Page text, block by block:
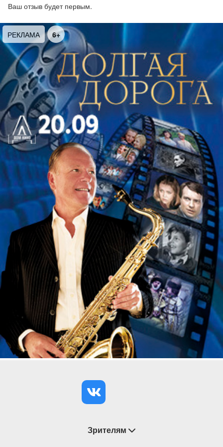
Не упустите возможность окунуться в
захватывающий мир морских приключений вместе
с непотопляемым экипажем "Беды"!
Билет нужен каждому зрителю, независимо
от возраста.
Продолжительность: 1 час 15 минут.
Награды:
Спектакль поставлен под патронажем Комитета
по культуре Санкт-Петербурга, награжден
премией Союза театральных деятелей, лауреат
конкурса "Театры Санкт-Петербурга – детям 2024"
Два диплома лауреата 32 фестиваля СТД "Театры
Санкт-Петербурга - детям" - за актёрский ансамбль
и за музыку.
Ваш отзыв будет первым.
РЕКЛАМА 6+
Зрителям